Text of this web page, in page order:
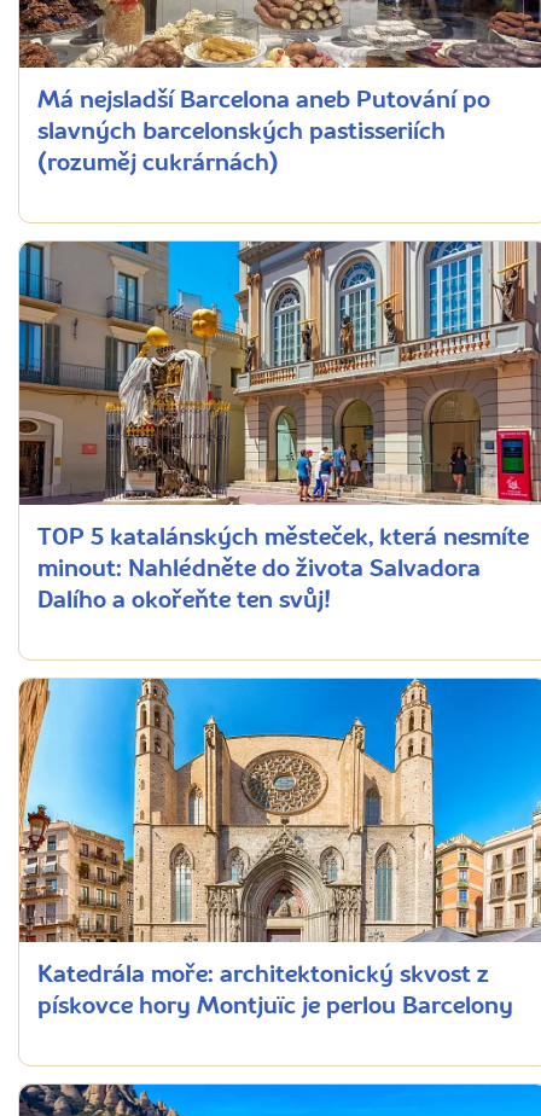
Má nejsladší Barcelona aneb Putování po
slavných barcelonských pastisseriích
(rozuměj cukrárnách)
TOP 5 katalánských městeček, která nesmíte
minout: Nahlédněte do života Salvadora
Dalího a okořeňte ten svůj!
Katedrála moře: architektonický skvost z
pískovce hory Montjuïc je perlou Barcelony